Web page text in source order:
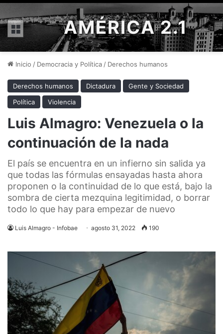
Menú AMÉRICA 2.1
Inicio / Democracia y Política / Derechos humanos
Derechos humanos Dictadura
Gente y Sociedad
Política
Violencia
Luis Almagro: Venezuela o la
continuación de la nada
El país se encuentra en un infierno sin salida ya
que todas las fórmulas ensayadas hasta ahora
proponen o la continuidad de lo que está, bajo la
sombra de cierta mezquina legitimidad, o borrar
todo lo que hay para empezar de nuevo
Luis Almagro - Infobae agosto 31, 2022 190